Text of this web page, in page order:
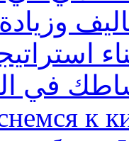
وزيادة
في
к